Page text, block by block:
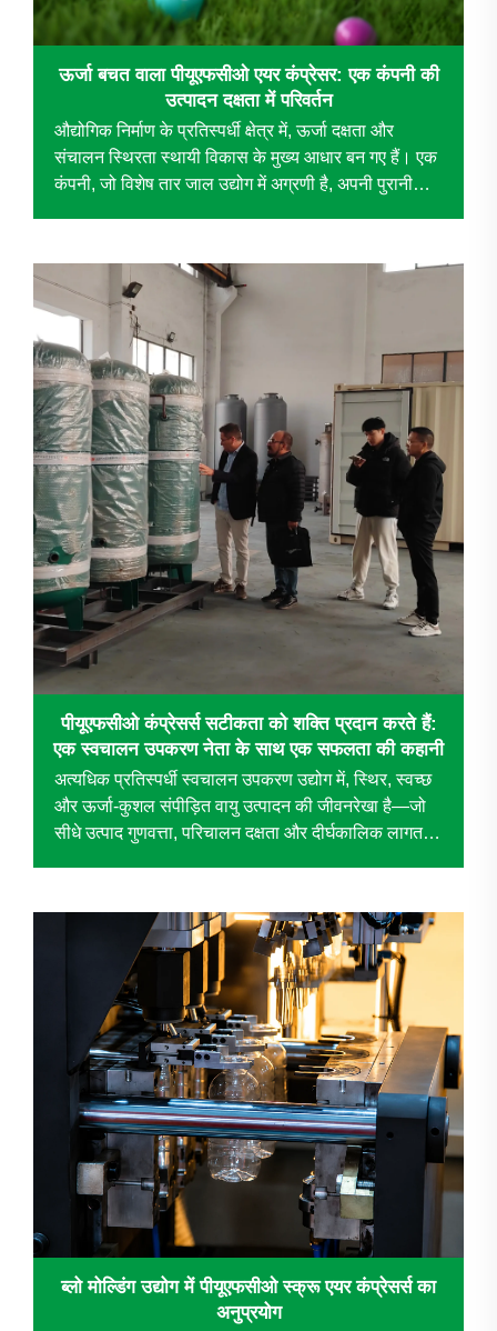
ऊर्जा बचत वाला पीयूएफसीओ एयर कंप्रेसर: एक कंपनी की
उत्पादन दक्षता में परिवर्तन
औद्योगिक निर्माण के प्रतिस्पर्धी क्षेत्र में, ऊर्जा दक्षता और
संचालन स्थिरता स्थायी विकास के मुख्य आधार बन गए हैं। एक
कंपनी, जो विशेष तार जाल उद्योग में अग्रणी है, अपनी पुरानी
पीयूएफसीओ कंप्रेसर्स सटीकता को शक्ति प्रदान करते हैं:
एक स्वचालन उपकरण नेता के साथ एक सफलता की कहानी
अत्यधिक प्रतिस्पर्धी स्वचालन उपकरण उद्योग में, स्थिर, स्वच्छ
और ऊर्जा-कुशल संपीड़ित वायु उत्पादन की जीवनरेखा है—जो
सीधे उत्पाद गुणवत्ता, परिचालन दक्षता और दीर्घकालिक लागत
ब्लो मोल्डिंग उद्योग में पीयूएफसीओ स्क्रू एयर कंप्रेसर्स का
अनुप्रयोग